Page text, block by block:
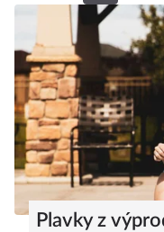
Plavky z